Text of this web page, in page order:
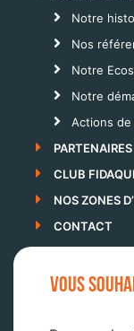
Notre
Nos
Notre
Notre
Actions de
PARTENAIRES
CLUB
NOS ZONES
CONTACT
VOUS